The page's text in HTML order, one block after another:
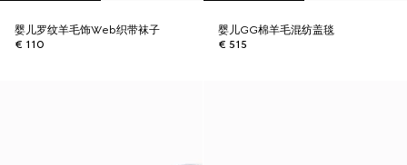
婴儿罗纹羊毛饰Web织带袜子
€ 110
婴儿GG棉羊毛混纺盖毯
€ 515